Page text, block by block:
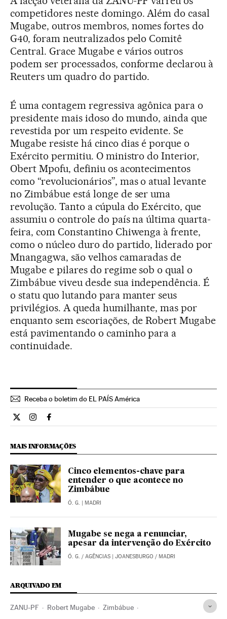
competidores neste domingo. Além do casal
Mugabe, outros membros, nomes fortes do
G40, foram neutralizados pelo Comitê
Central. Grace Mugabe e vários outros
podem ser processados, conforme declarou à
Reuters um quadro do partido.
É uma contagem regressiva agônica para o
presidente mais idoso do mundo, ainda que
revestida por um respeito evidente. Se
Mugabe resiste há cinco dias é porque o
Exército permitiu. O ministro do Interior,
Obert Mpofu, definiu os acontecimentos
como “revolucionários”, mas o atual levante
no Zimbábue está longe de ser uma
revolução. Tanto a cúpula do Exército, que
assumiu o controle do país na última quarta-
feira, com Constantino Chiwenga à frente,
como o núcleo duro do partido, liderado por
Mnangagwa, são velhos camaradas de
Mugabe e pilares do regime sob o qual o
Zimbábue viveu desde sua independência. É
o statu quo lutando para manter seus
privilégios. A queda humilhante, mas por
enquanto sem escoriações, de Robert Mugabe
está pavimentando o caminho para a
continuidade.
Receba o boletim do EL PAÍS América
Internacional El País Brasil en Twitter
Internacional El País Brasil en Instagram
Internacional El País Brasil en Facebook
MAIS INFORMAÇÕES
Cinco elementos-chave para
entender o que acontece no
Zimbábue
Ó. G. | MADRI
Mugabe se nega a renunciar,
apesar da intervenção do Exército
Ó. G. / AGÊNCIAS | JOANESBURGO / MADRI
ARQUIVADO EM
ZANU-PF Robert Mugabe Zimbábue